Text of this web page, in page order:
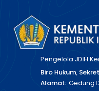
Pengelola JDIH
Biro Hukum,
Alamat: Gedung